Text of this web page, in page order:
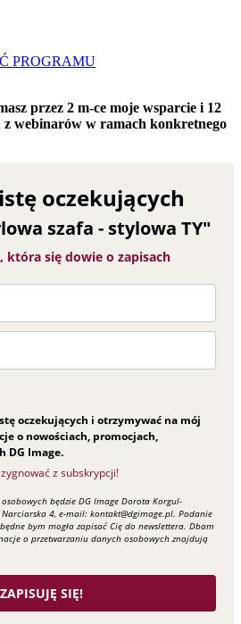
PROGRAMU
przez 2 m-ce moje wsparcie i 12
z webinarów w ramach konkretnego
oczekujących
szafa - stylowa TY"
która się dowie o zapisach
oczekujących i otrzymywać na mój
o nowościach, promocjach,
DG Image.
z subskrypcji!
będzie DG Image Dorota Korgul-
4, e-mail: kontakt@dgimage.pl. Podanie
bym mogła zapisać Cię do newslettera. Dbam
o przetwarzaniu danych osobowych znajdują
ZAPISUJĘ SIĘ!